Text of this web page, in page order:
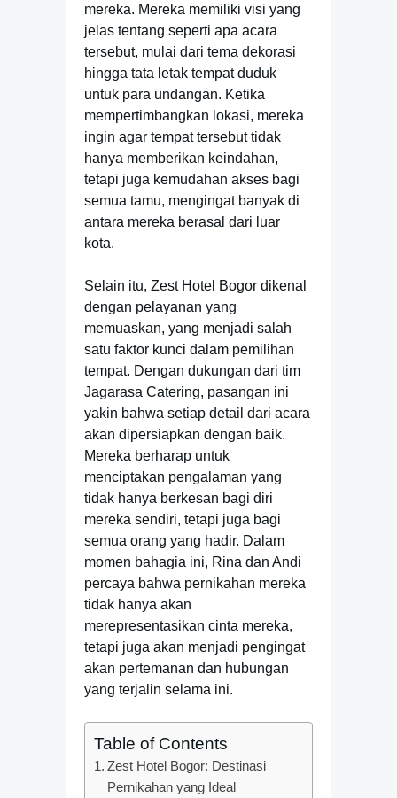
mereka. Mereka memiliki visi yang
jelas tentang seperti apa acara
tersebut, mulai dari tema dekorasi
hingga tata letak tempat duduk
untuk para undangan. Ketika
mempertimbangkan lokasi, mereka
ingin agar tempat tersebut tidak
hanya memberikan keindahan,
tetapi juga kemudahan akses bagi
semua tamu, mengingat banyak di
antara mereka berasal dari luar
kota.
Selain itu, Zest Hotel Bogor dikenal
dengan pelayanan yang
memuaskan, yang menjadi salah
satu faktor kunci dalam pemilihan
tempat. Dengan dukungan dari tim
Jagarasa Catering, pasangan ini
yakin bahwa setiap detail dari acara
akan dipersiapkan dengan baik.
Mereka berharap untuk
menciptakan pengalaman yang
tidak hanya berkesan bagi diri
mereka sendiri, tetapi juga bagi
semua orang yang hadir. Dalam
momen bahagia ini, Rina dan Andi
percaya bahwa pernikahan mereka
tidak hanya akan
merepresentasikan cinta mereka,
tetapi juga akan menjadi pengingat
akan pertemanan dan hubungan
yang terjalin selama ini.
Table of Contents
Zest Hotel Bogor: Destinasi
Pernikahan yang Ideal